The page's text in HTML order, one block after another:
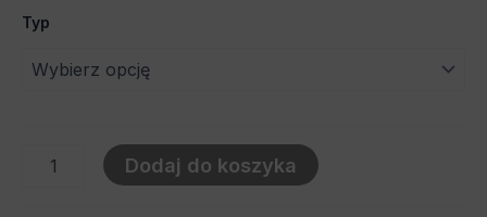
Typ
Dodaj do koszyka